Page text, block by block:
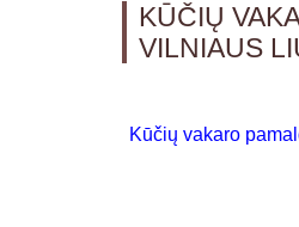
KŪČIŲ
VILNIAUS
Kūčių vakaro